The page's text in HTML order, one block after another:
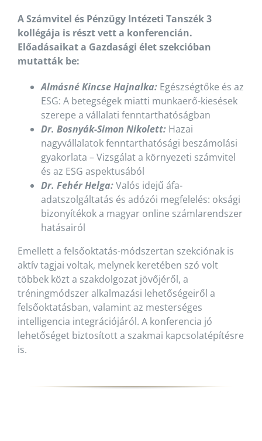
A Számvitel és Pénzügy Intézeti Tanszék 3
kollégája is részt vett a konferencián.
Előadásaikat a Gazdasági élet szekcióban
mutatták be:
Almásné Kincse Hajnalka:Egészségtőke és az
ESG: A betegségek miatti munkaerő-kiesések
szerepe a vállalati fenntarthatóságban
Dr. Bosnyák-Simon Nikolett:Hazai
nagyvállalatok fenntarthatósági beszámolási
gyakorlata – Vizsgálat a környezeti számvitel
és az ESG aspektusából
Dr. Fehér Helga:Valós idejű áfa-
adatszolgáltatás és adózói megfelelés: oksági
bizonyítékok a magyar online számlarendszer
hatásairól
Emellett a felsőoktatás-módszertan szekciónak is
aktív tagjai voltak, melynek keretében szó volt
többek közt a szakdolgozat jövőjéről, a
tréningmódszer alkalmazási lehetőségeiről a
felsőoktatásban, valamint az mesterséges
intelligencia integrációjáról. A konferencia jó
lehetőséget biztosított a szakmai kapcsolatépítésre
is.